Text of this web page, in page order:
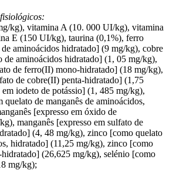
kg), vitamina A (10. 000 UI/kg), vitamina
E (150 UI/kg), taurina (0,1%), ferro
aminoácidos hidratado] (9 mg/kg), cobre
de aminoácidos hidratado] (1, 05 mg/kg),
de ferro(II) mono-hidratado] (18 mg/kg),
de cobre(II) penta-hidratado] (1,75
iodeto de potássio] (1, 485 mg/kg),
quelato de manganês de aminoácidos,
[expresso em óxido de
manganês [expresso em sulfato de
(4, 48 mg/kg), zinco [como quelato
hidratado] (11,25 mg/kg), zinco [como
(26,625 mg/kg), selénio [como
mg/kg);